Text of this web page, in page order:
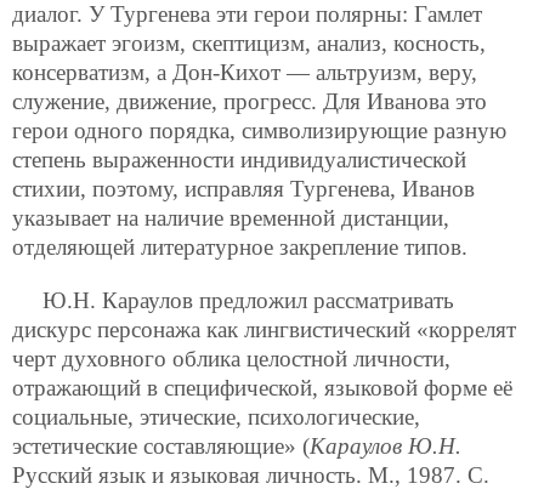
диалог. У Тургенева эти герои полярны: Гамлет
выражает эгоизм, скептицизм, анализ, косность,
консерватизм, а Дон-Кихот — альтруизм, веру,
служение, движение, прогресс. Для Иванова это
герои одного порядка, символизирующие разную
степень выраженности индивидуалистической
стихии, поэтому, исправляя Тургенева, Иванов
указывает на наличие временной дистанции,
отделяющей литературное закрепление типов.
Ю.Н. Караулов предложил рассматривать
дискурс персонажа как лингвистический «коррелят
черт духовного облика целостной личности,
отражающий в специфической, языковой форме её
социальные, этические, психологические,
эстетические составляющие» (Караулов Ю.Н.
Русский язык и языковая личность. М., 1987. С.